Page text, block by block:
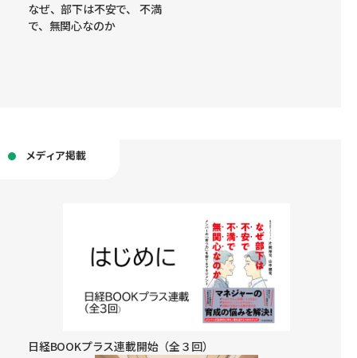
なぜ、部下は不安で、 不満
で、無関心なのか
メディア掲載
日経BOOKプラス連載開始（全３回）